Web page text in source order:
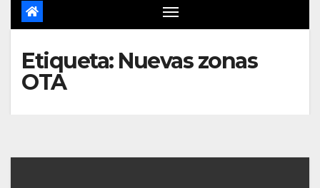
Etiqueta: Nuevas zonas
OTA